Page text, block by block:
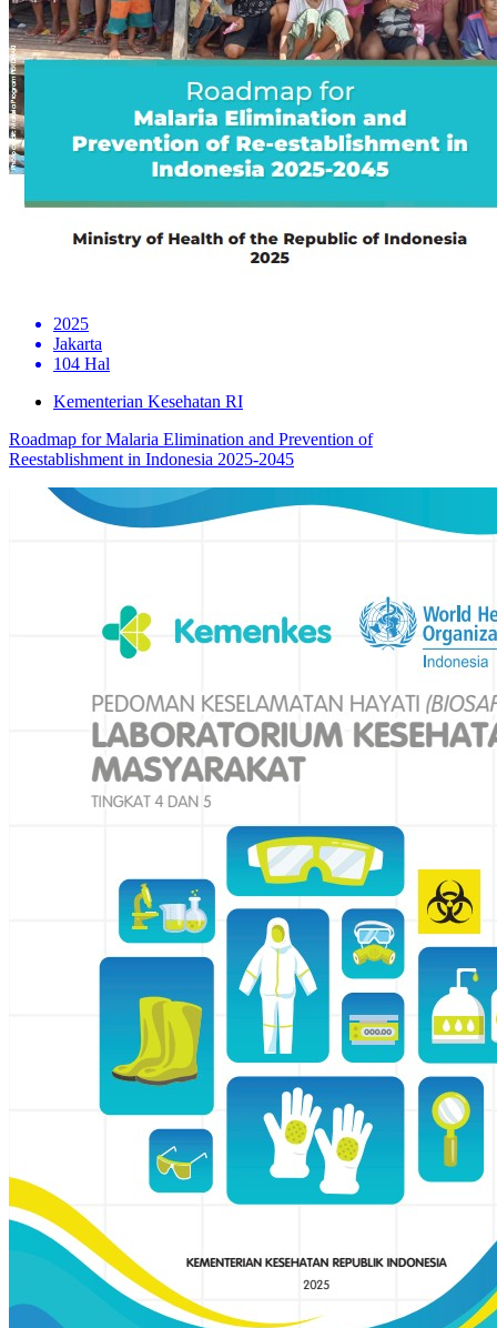
2025
Jakarta
104 Hal
Kementerian Kesehatan RI
Roadmap for Malaria Elimination and Prevention of
Reestablishment in Indonesia 2025-2045